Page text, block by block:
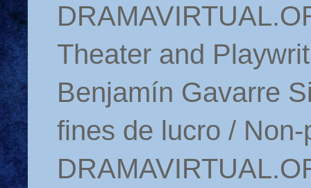
Theater and
Benjamín Gavarre
fines de lucro /